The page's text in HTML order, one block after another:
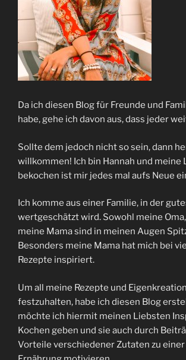
Da ich diesen Blog für Freunde und
habe, gehe ich davon aus, dass jeder
Sollte dem jedoch nicht so sein, dann
willkommen! Ich bin Hannah und meine
bekochen ist mir jedes mal aufs Neue
Ich komme aus einer Familie, in der
wertgeschätzt wird. Sowohl meine
meine Mama sind in meinen Augen
Besonders meine Mama hat mich bei
Rezepte inspiriert.
Um all meine Rezepte und
festzuhalten, habe ich diesen Blog
möchte ich hiermit meinen Liebsten
Kochen geben und sie auch durch
Vorteile verschiedener Zutaten zu